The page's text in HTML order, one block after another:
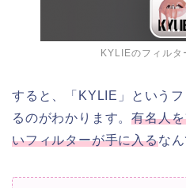
KYLIEのフィルタ
すると、「KYLIE」という
るのがわかります。有名人
いフィルターが手に入るな